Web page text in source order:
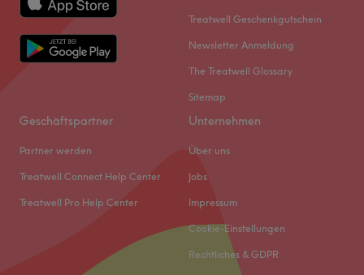
Treatwell Geschenkgutschein
Newsletter Anmeldung
The Treatwell Glossary
Sitemap
Geschäftspartner
Partner werden
Treatwell Connect Help Center
Treatwell Pro Help Center
Unternehmen
Über uns
Jobs
Impressum
Cookie-Einstellungen
Rechtliches & GDPR